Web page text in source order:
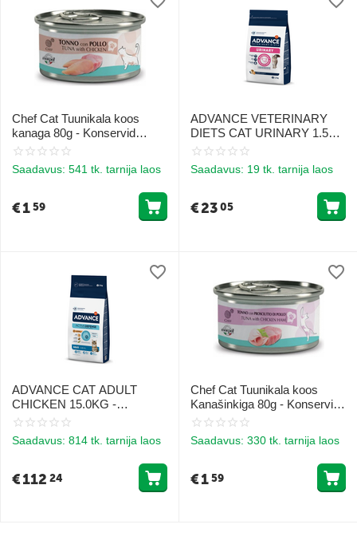
Chef Cat Tuunikala koos
kanaga 80g - Konservid
tuunikala ja kanalihaga
Saadavus: 541 tk. tarnija laos
€159
ADVANCE VETERINARY
DIETS CAT URINARY 1.5KG
- KASSIDELE KUSETEEDE
Saadavus: 19 tk. tarnija laos
€2305
ADVANCE CAT ADULT
CHICKEN 15.0KG -
TÄISKASVANUD
Saadavus: 814 tk. tarnija laos
€112 24
Chef Cat Tuunikala koos
Kanašinkiga 80g - Konservid
tuunikala ja kanasingiga
Saadavus: 330 tk. tarnija laos
€159